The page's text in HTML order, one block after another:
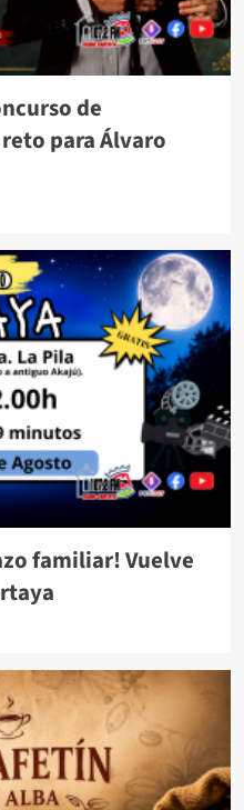
de
para Álvaro
familiar! Vuelve